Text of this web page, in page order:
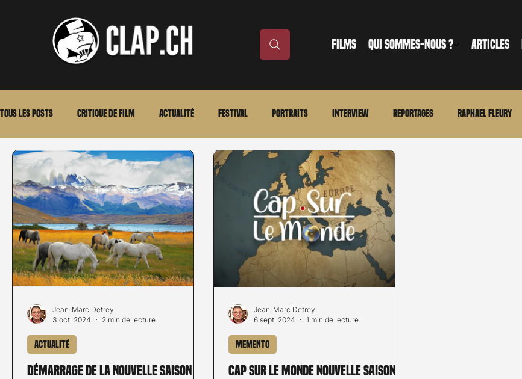
FILMS QUI SOMMES-NOUS ? ARTICLES
Tous les posts Critique de film Actualité Festival Portraits Interview Reportages Raphael Fleury
Laurent Scherlen Memento En bref VOD Annonce Evénement En bref
Stéfanie Rossier Streaming Stefanie Rossier Culture Régional Merchandising
Démarrage de la nouvelle saison de
Actualité
Jean-Marc Detrey
3 oct. 2024
2 min de lecture
Cap sur le Monde nouvelle saison
Memento
Jean-Marc Detrey
6 sept. 2024
1 min de lecture